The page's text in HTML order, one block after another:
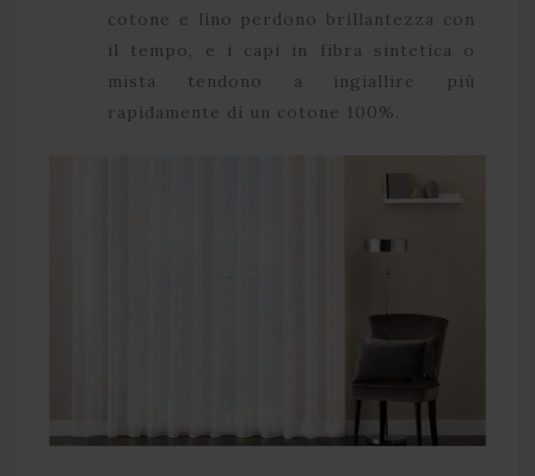
cotone e lino perdono brillantezza con
il tempo, e i capi in fibra sintetica o
mista tendono a ingiallire più
rapidamente di un cotone 100%.